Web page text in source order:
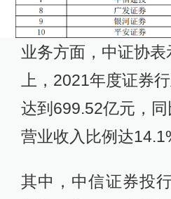
业务方面，中证协
上，2021年度证券
达到699.52亿元，
营业收入比例达
其中，中信证券投